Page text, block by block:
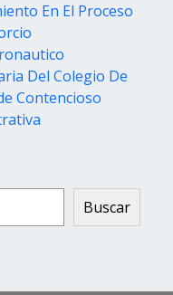
En El Proceso
Del Colegio De
Contencioso
Buscar